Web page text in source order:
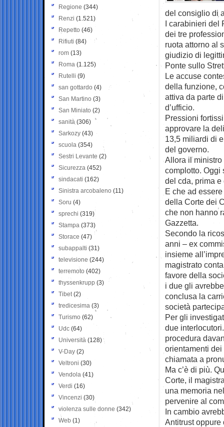
del consiglio di
I carabinieri del
dei tre
ruota attorno al
giudizio di
Ponte sullo
Le accuse
della funzione,
attiva da parte
d’ufficio.
Pressioni
approvare la
13,5 miliardi di
del governo.
Allora il
complotto. Oggi
del cda, prima
E che ad
della Corte dei
che non hanno
Gazzetta.
Secondo la
anni – ex
insieme
magistrato
favore della
i due gli
conclusa la
società
Per gli
due
procedura
orientamenti
chiamata a
Ma c’è di più.
Corte, il
una memoria
pervenire al
In cambio
Antitrust oppure
Regione (344)
Renzi (1.521)
Repetto (46)
Rifiuti (84)
rom (13)
Roma (1.125)
Rutelli (9)
san gottardo (4)
San Martino (3)
San Miniato (2)
sanità (306)
Sarkozy (43)
scuola (354)
Sestri Levante (2)
Sicurezza (452)
sindacati (162)
Sinistra arcobaleno (11)
Soru (4)
sprechi (319)
Stampa (373)
Storace (47)
subappalti (31)
televisione(244)
terremoto (402)
thyssenkrupp (3)
Tibet(2)
tredicesima (3)
Turismo (62)
Udc (64)
Università (128)
V-Day (2)
Veltroni (30)
Vendola (41)
Verdi (16)
Vincenzi (30)
violenza sulle donne (342)
Web (1)